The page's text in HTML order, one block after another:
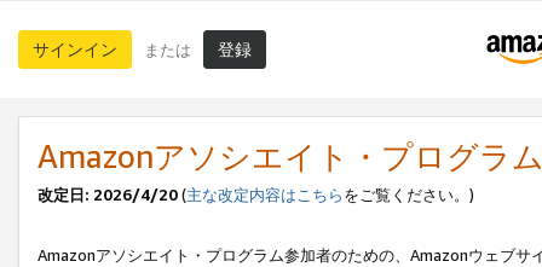
サインイン または 登録
Amazonアソシエイト・プログラ
改定日: 2026/4/20(主な改定内容はこちらをご覧ください。)
Amazonアソシエイト・プログラム参加者のための、Amazonウェブサ